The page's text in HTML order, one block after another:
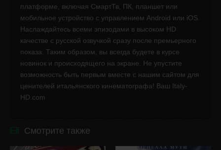
платформе, включая СмартТв, ПК, планшет или
мобильное устройство с управлением Android или iOS.
Наслаждайтесь всеми эпизодами в высоком HD
качестве с русской озвучкой сразу после премьерного
показа. Таким образом, вы всегда будете в курсе
новинок и происходящего на экране. Не упустите
возможность быть первым вместе с нашим сайтом для
ценителей итальянского кинематографа! Ваш Italy-
HD.com
Смотрите также